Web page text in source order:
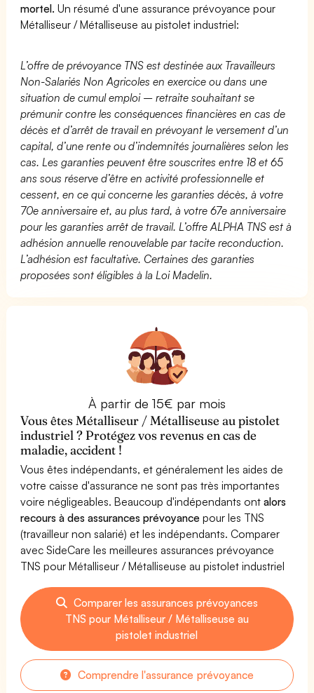
mortel. Un résumé d'une assurance prévoyance pour
Métalliseur / Métalliseuse au pistolet industriel:
L’offre de prévoyance TNS est destinée aux Travailleurs
Non-Salariés Non Agricoles en exercice ou dans une
situation de cumul emploi – retraite souhaitant se
prémunir contre les conséquences financières en cas de
décès et d’arrêt de travail en prévoyant le versement d’un
capital, d’une rente ou d’indemnités journalières selon les
cas. Les garanties peuvent être souscrites entre 18 et 65
ans sous réserve d’être en activité professionnelle et
cessent, en ce qui concerne les garanties décès, à votre
70e anniversaire et, au plus tard, à votre 67e anniversaire
pour les garanties arrêt de travail. L’offre ALPHA TNS est à
adhésion annuelle renouvelable par tacite reconduction.
L’adhésion est facultative. Certaines des garanties
proposées sont éligibles à la Loi Madelin.
À partir de 15€ par mois
Vous êtes Métalliseur / Métalliseuse au pistolet
industriel ? Protégez vos revenus en cas de
maladie, accident !
Vous êtes indépendants, et généralement les aides de
votre caisse d'assurance ne sont pas très importantes
voire négligeables. Beaucoup d'indépendants ontalors
recours à des assurances prévoyance pour les TNS
(travailleur non salarié) et les indépendants. Comparer
avec SideCare les meilleures assurances prévoyance
TNS pour Métalliseur / Métalliseuse au pistolet industriel
Comparer les assurances prévoyances
TNS pour Métalliseur / Métalliseuse au
pistolet industriel
Comprendre l'assurance prévoyance